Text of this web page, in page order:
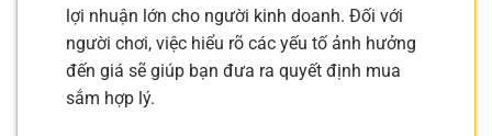
lợi nhuận lớn cho người kinh doanh. Đối với
người chơi, việc hiểu rõ các yếu tố ảnh hưởng
đến giá sẽ giúp bạn đưa ra quyết định mua
sắm hợp lý.